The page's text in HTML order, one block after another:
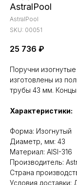
AstralPool
AstralPool
SKU: 00051
25 736 ₽
Поручни
изготовлены из
трубы 43 мм.
Характеристики:
Форма: Изогнутый
Диаметр, мм: 43
Материал: AISI-316
Производитель:
Cтрана
Условия доставки: